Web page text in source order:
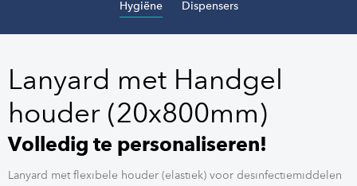
Hygiëne Dispensers
Lanyard met Handgel
houder (20x800mm)
Volledig te personaliseren!
Lanyard met flexibele houder (elastiek) voor desinfectiemiddelen